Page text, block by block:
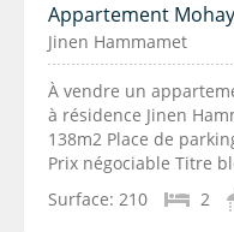
Appartement
Jinen Hammamet
À vendre un
à résidence Jinen
138m2 Place de
Prix négociable Titre
Surface: 210 2